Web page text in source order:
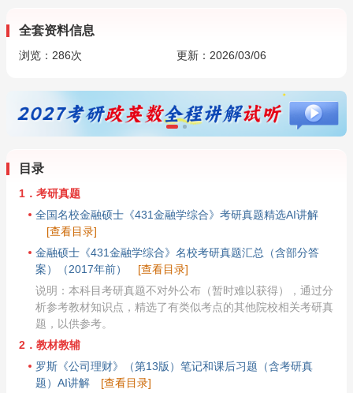
全套资料信息
浏览： 286次 更新：2026/03/06
目录
1．考研真题
全国名校金融硕士《431金融学综合》考研真题精选AI讲解
[查看目录]
金融硕士《431金融学综合》名校考研真题汇总（含部分答
案）（2017年前）
[查看目录]
说明：本科目考研真题不对外公布（暂时难以获得），通过分
析参考教材知识点，精选了有类似考点的其他院校相关考研真
题，以供参考。
2．教材教辅
罗斯《公司理财》（第13版）笔记和课后习题（含考研真
题）AI讲解
[查看目录]